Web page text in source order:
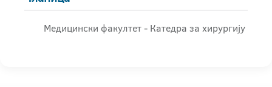
Медицински факултет - Катедра за хирургију